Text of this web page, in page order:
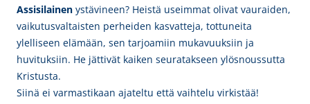
Assisilainen ystävineen? Heistä useimmat olivat vauraiden,
vaikutusvaltaisten perheiden kasvatteja, tottuneita
ylelliseen elämään, sen tarjoamiin mukavuuksiin ja
huvituksiin. He jättivät kaiken seuratakseen ylösnoussutta
Kristusta.
Siinä ei varmastikaan ajateltu että vaihtelu virkistää!